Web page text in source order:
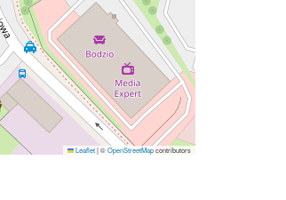
Leaflet|©OpenStreetMapcontributors